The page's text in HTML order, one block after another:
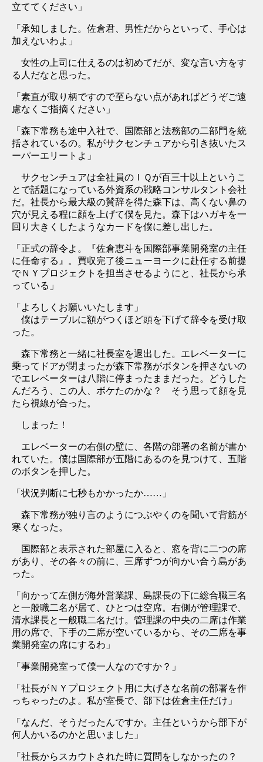
立ててください」
「承知しました。佐倉君、男性だからといって、手心は
加えないわよ」
女性の上司に仕えるのは初めてだが、変な言い方をす
る人だなと思った。
「素直が取り柄ですので至らない点があればどうぞご遠
慮なくご指摘ください」
「森下常務も途中入社で、国際部と法務部の二部門を統
括されているの。私がサクセンチュアから引き抜いたス
ーパーエリートよ」
サクセンチュアは全社員のＩＱが百三十以上というこ
とで話題になっている外資系の戦略コンサルタント会社
だ。社長から最大級の賛辞を得た森下は、高くない鼻の
穴が見える程に顔を上げて僕を見た。森下はハガキを一
回り大きくしたようなカードを僕に差し出した。
「正式の辞令よ。『佐倉恵斗を国際部事業開発室の主任
に任命する』。買収完了後ニューヨークに赴任する前提
でＮＹプロジェクトを担当させるようにと、社長から承
っている」
「よろしくお願いいたします」
僕はテーブルに額がつくほど頭を下げて辞令を受け取
った。
森下常務と一緒に社長室を退出した。エレベーターに
乗ってドアが閉まったが森下常務がボタンを押さないの
でエレベーターは八階に停まったままだった。どうした
んだろう、この人、ボケたのかな？ そう思って顔を見
たら視線が合った。
しまった！
エレベーターの右側の壁に、各階の部署の名前が書か
れていた。僕は国際部が五階にあるのを見つけて、五階
のボタンを押した。
「状況判断に七秒もかかったか……」
森下常務が独り言のようにつぶやくのを聞いて背筋が
寒くなった。
国際部と表示された部屋に入ると、窓を背に二つの席
があり、その各々の前に、三席ずつが向かい合う島があ
った。
「向かって左側が海外営業課、島課長の下に総合職三名
と一般職二名が居て、ひとつは空席。右側が管理課で、
清水課長と一般職二名だけ。管理課の中央の二席は作業
用の席で、下手の二席が空いているから、その二席を事
業開発室の席にするわ」
「事業開発室って僕一人なのですか？」
「社長がＮＹプロジェクト用に大げさな名前の部署を作
っちゃったのよ。私が室長で、部下は佐倉主任だけ」
「なんだ、そうだったんですか。主任というから部下が
何人かいるのかと思いました」
「社長からスカウトされた時に質問をしなかったの？